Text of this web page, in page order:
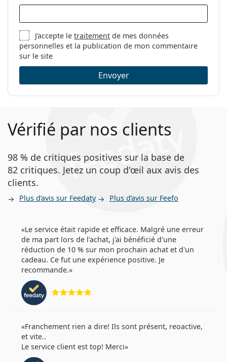
J’accepte letraitement de mes données
personnelles et la publication de mon commentaire
sur le site
Envoyer
Vérifié par nos clients
98 % de critiques positives sur la base de
82 critiques. Jetez un coup d'œil aux avis des
clients.
Plus d’avis sur Feedaty Plus d’avis sur Feefo
Le service était rapide et efficace. Malgré une erreur
de ma part lors de l'achat, j'ai bénéficié d'une
réduction de 10 % sur mon prochain achat et d'un
cadeau. Ce fut une expérience positive. Je
recommande.
Franchement rien a dire! Ils sont présent, reoactive,
et vite..
Le service client est top! Merci